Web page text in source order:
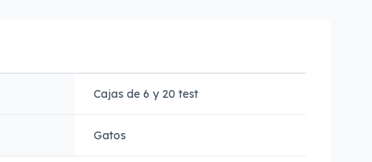
Cajas de 6 y 20 test
Gatos